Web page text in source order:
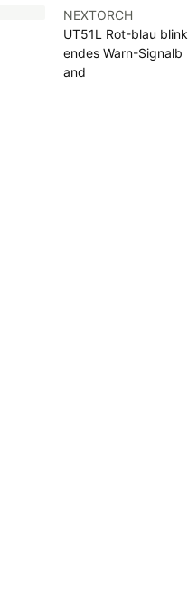
NEXTORCH
UT51L Rot-blau blink
endes Warn-Signalb
and